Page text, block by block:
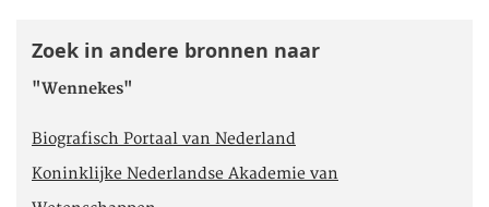
Zoek in andere bronnen naar
"Wennekes"
Biografisch Portaal van Nederland
Koninklijke Nederlandse Akademie van